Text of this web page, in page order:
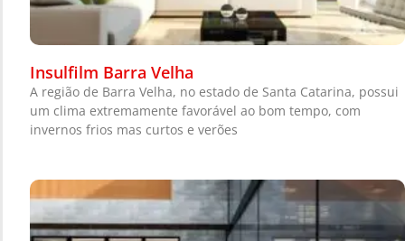
Insulfilm Barra Velha
A região de Barra Velha, no estado de Santa Catarina, possui
um clima extremamente favorável ao bom tempo, com
invernos frios mas curtos e verões